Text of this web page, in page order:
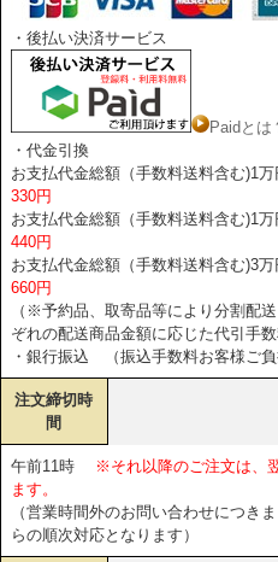
・後払い決済サービス
Paidとは
・代金引換
お支払代金総額（手数料送料含む)1万
330円
お支払代金総額（手数料送料含む)1万
440円
お支払代金総額（手数料送料含む)3万
660円
（※予約品、取寄品等により分割配
ぞれの配送商品金額に応じた代引手数
・銀行振込 （振込手数料お客様ご負
注文締切時
間
午前11時
※それ以降のご注文は、
ます。
（営業時間外のお問い合わせにつき
らの順次対応となります）